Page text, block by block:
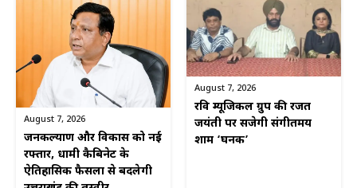
August 7, 2026
जनकल्याण और विकास को नई
रफ्तार, धामी कैबिनेट के
ऐतिहासिक फैसलों से बदलेगी
August 7, 2026
रवि म्यूजिकल ग्रुप की रजत
जयंती पर सजेगी संगीतमय
शाम ‘घनक’